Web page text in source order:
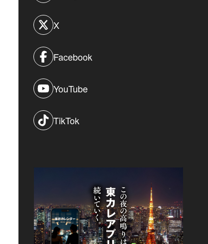
X
Facebook
YouTube
TikTok